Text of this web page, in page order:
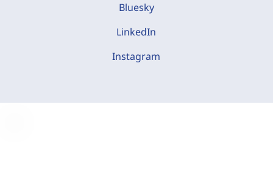
Bluesky
LinkedIn
Instagram